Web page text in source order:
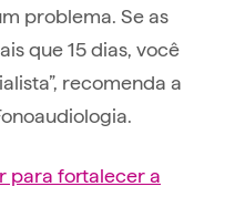
problema. Se as
que 15 dias, você
recomenda a
para fortalecer a